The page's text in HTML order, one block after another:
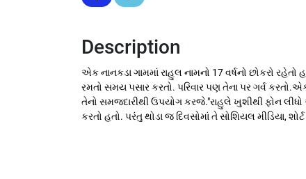
Description
એક નાનકડા ગામમાં રાહુલ નામનો 17 વર્ષનો છોકરો
રમતો સમય પસાર કરતો. પરિવાર પણ તેના પર ગર્વ
તેનો સમજદારીથી ઉપયોગ કરજે."રાહુલે ખુશીથી ફોન
કરતો હતો. પરંતુ થોડા જ દિવસોમાં તે સોશિયલ મીડિયા, શોર્ટ